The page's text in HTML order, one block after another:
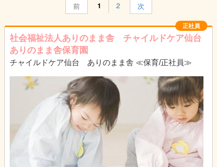
前 1 2 次
正社員
社会福祉法人ありのまま舎 チャイルドケア仙台
ありのまま舎保育園
チャイルドケア仙台 ありのまま舎 ≪保育/正社員≫